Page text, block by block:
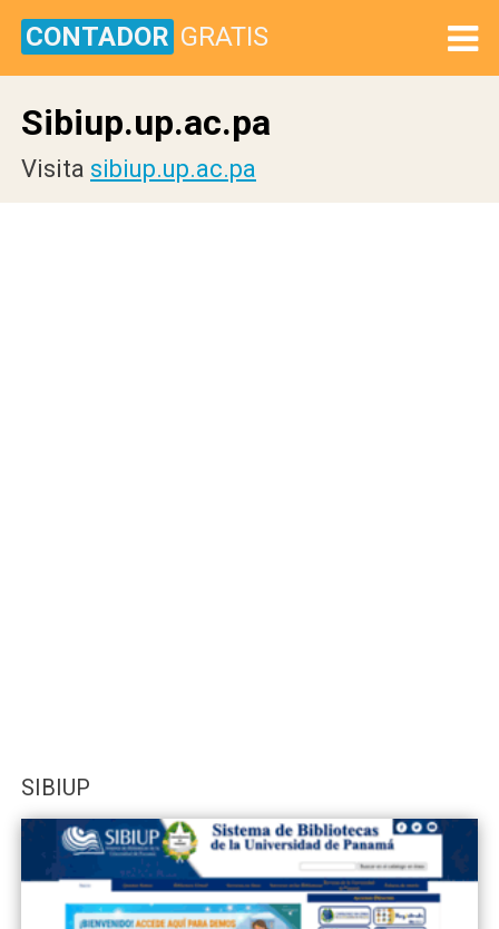
CONTADOR GRATIS
Sibiup.up.ac.pa
Visita sibiup.up.ac.pa
SIBIUP